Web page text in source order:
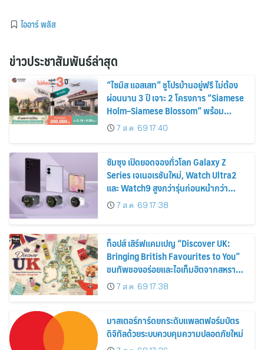
ไออาร์ พลัส
ข่าวประชาสัมพันธ์ล่าสุด
“ไซมิส แอสเสท” ชูโปรบ้านอยู่ฟรี ไม่ต้อง
ผ่อนนาน 3 ปี เจาะ 2 โครงการ “Siamese
Holm–Siamese Blossom” พร้อม
ส่วนลดและสิทธิพิเศษถึง 31 สิงหาคม
2569
7 ส.ค. 69 17:40
ซัมซุง เปิดยอดจองทั่วโลก Galaxy Z
Series เจเนอเรชันใหม่, Watch Ultra2
และ Watch9 สูงกว่ารุ่นก่อนหน้ากว่า
30%7 ส.ค. 69 17:38
ท็อปส์ เสิร์ฟแคมเปญ “Discover UK:
Bringing British Favourites to You”
ขนทัพของอร่อยและไอเท็มฮิตจากสหราช
อาณาจักร ส่งตรงถึงมือตั้งแต่วันนี้ – 18
สิงหาคมนี้
7 ส.ค. 69 17:38
มาสเตอร์การ์ดยกระดับแพลตฟอร์มบัตร
ดิจิทัลด้วยระบบควบคุมความปลอดภัยใหม่